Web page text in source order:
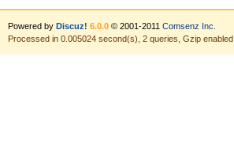
Powered by Discuz! 6.0.0© 2001-2011 Comsenz Inc.
Processed in 0.005024 second(s), 2 queries, Gzip enabled.